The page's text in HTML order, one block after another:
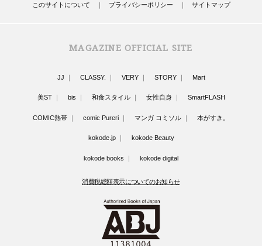
このサイトについて プライバシーポリシー サイトマップ
MAGAZINE OFFICIAL SITE
JJ CLASSY. VERY STORY Mart
美ST bis 和食スタイル 女性自身 SmartFLASH
COMIC熱帯 comic Pureri マンガ コミソル 本がすき。
kokode.jp kokode Beauty
kokode books kokode digital
消費税総額表示についてのお知らせ